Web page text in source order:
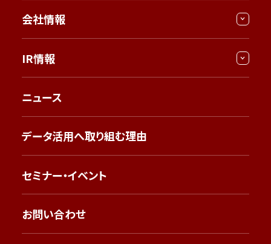
会社情報
IR情報
ニュース
データ活用へ取り組む理由
セミナー・イベント
お問い合わせ